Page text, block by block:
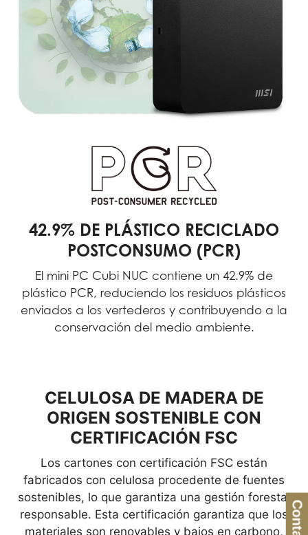
42.9% DE PLÁSTICO RECICLADO
POSTCONSUMO (PCR)
El mini PC Cubi NUC contiene un 42.9% de
plástico PCR, reduciendo los residuos plásticos
enviados a los vertederos y contribuyendo a la
conservación del medio ambiente.
CELULOSA DE MADERA DE
ORIGEN SOSTENIBLE CON
CERTIFICACIÓN FSC
Los cartones con certificación FSC están
fabricados con celulosa procedente de fuentes
sostenibles, lo que garantiza una gestión forestal
responsable. Esta certificación garantiza que los
materiales son renovables y bajos en carbono,